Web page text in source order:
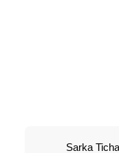
Sarka Ticha